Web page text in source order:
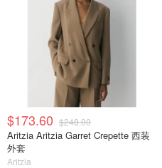
$173.60 $248.00
Aritzia Aritzia Garret Crepette 西装
外套
Aritzia